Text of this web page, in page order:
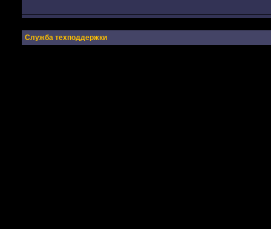
Служба техподдержки